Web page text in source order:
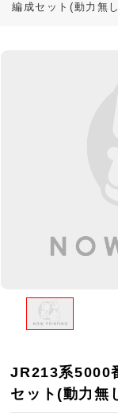
編成セット(動力無
JR213系5000
セット(動力無